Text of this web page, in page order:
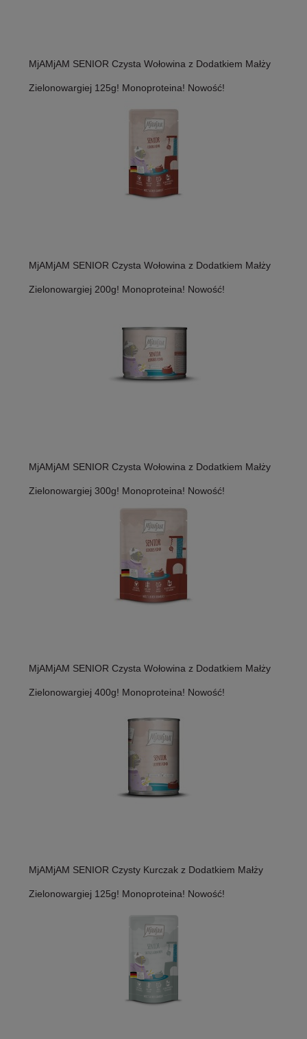
MjAMjAM SENIOR Czysta Wołowina z Dodatkiem Małży
Zielonowargiej 125g! Monoproteina! Nowość!
MjAMjAM SENIOR Czysta Wołowina z Dodatkiem Małży
Zielonowargiej 200g! Monoproteina! Nowość!
MjAMjAM SENIOR Czysta Wołowina z Dodatkiem Małży
Zielonowargiej 300g! Monoproteina! Nowość!
MjAMjAM SENIOR Czysta Wołowina z Dodatkiem Małży
Zielonowargiej 400g! Monoproteina! Nowość!
MjAMjAM SENIOR Czysty Kurczak z Dodatkiem Małży
Zielonowargiej 125g! Monoproteina! Nowość!